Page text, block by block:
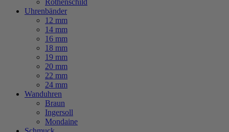
Rothenschild
Uhrenbänder
12 mm
14 mm
16 mm
18 mm
19 mm
20 mm
22 mm
24 mm
Wanduhren
Braun
Ingersoll
Mondaine